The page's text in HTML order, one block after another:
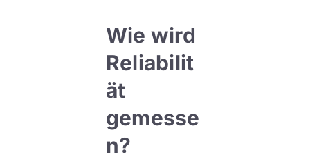
Wie wird
Reliabilit
ät
gemesse
n?